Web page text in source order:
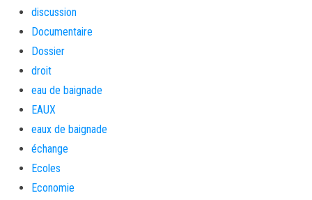
discussion
Documentaire
Dossier
droit
eau de baignade
EAUX
eaux de baignade
échange
Ecoles
Economie